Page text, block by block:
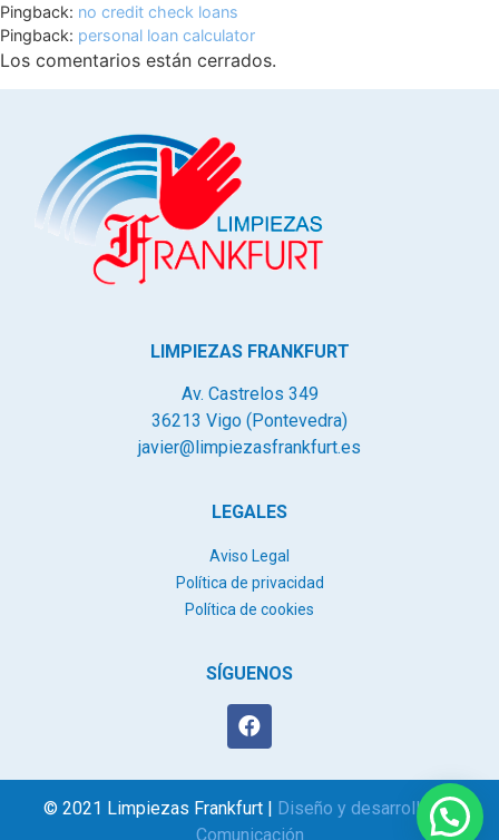
Pingback: no credit check loans
Pingback: personal loan calculator
Los comentarios están cerrados.
LIMPIEZAS FRANKFURT
Av. Castrelos 349
36213 Vigo (Pontevedra)
javier@limpiezasfrankfurt.es
LEGALES
Aviso Legal
Política de privacidad
Política de cookies
SÍGUENOS
© 2021 Limpiezas Frankfurt |
Diseño y desarrollo N8
Comunicación